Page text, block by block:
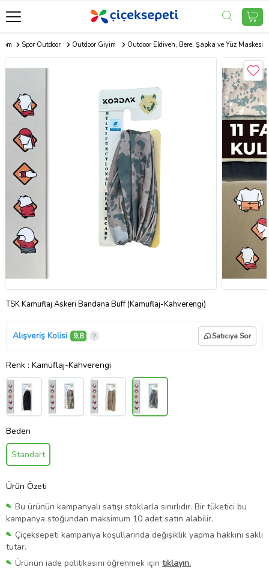
Spor Outdoor Outdoor Giyim Outdoor Eldiven, Bere, Şapka ve Yüz Maskesi
TSK Kamuflaj Askeri Bandana Buff (Kamuflaj-Kahverengi)
Alışveriş Kolisi 9,8 Satıcıya Sor
Renk : Kamuflaj-Kahverengi
Beden
Standart
Ürün Özeti
Bu ürünün kampanyalı satışı stoklarla sınırlıdır. Bir tüketici bu
kampanya stoğundan maksimum 10 adet satın alabilir.
Çiçeksepeti kampanya koşullarında değişiklik yapma hakkını saklı
tutar.
Ürünün iade politikasını öğrenmek için tıklayın.